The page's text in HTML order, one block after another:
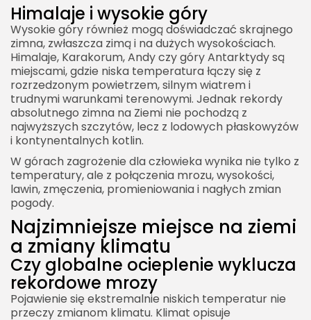
Himalaje i wysokie góry
Wysokie góry również mogą doświadczać skrajnego
zimna, zwłaszcza zimą i na dużych wysokościach.
Himalaje, Karakorum, Andy czy góry Antarktydy są
miejscami, gdzie niska temperatura łączy się z
rozrzedzonym powietrzem, silnym wiatrem i
trudnymi warunkami terenowymi. Jednak rekordy
absolutnego zimna na Ziemi nie pochodzą z
najwyższych szczytów, lecz z lodowych płaskowyżów
i kontynentalnych kotlin.
W górach zagrożenie dla człowieka wynika nie tylko z
temperatury, ale z połączenia mrozu, wysokości,
lawin, zmęczenia, promieniowania i nagłych zmian
pogody.
Najzimniejsze miejsce na ziemi
a zmiany klimatu
Czy globalne ocieplenie wyklucza
rekordowe mrozy
Pojawienie się ekstremalnie niskich temperatur nie
przeczy zmianom klimatu. Klimat opisuje